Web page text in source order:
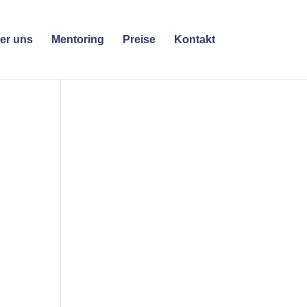
uns Mentoring Preise Kontakt